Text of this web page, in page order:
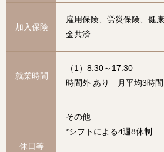
加入保険
雇用保険、労災保険、健
金共済
就業時間
（1）8:30～17:30
時間外 あり 月平均3時
休日等
その他
*シフトによる4週8休制